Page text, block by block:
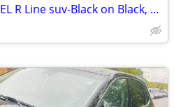
2019 Vw Atlas SEL R Line suv-Black on Black, Like new condition